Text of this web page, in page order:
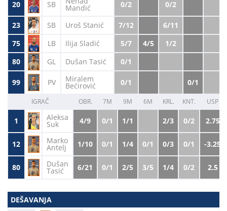
20 SB Mandić 0/2 0/2
23 SB Uroš Stanić 7/12
6/11
75
LB Ilija Sladić 5/7 4/5
1/2
80
GL Dušan Tasić 0/1
99 PV Miralem
Bećirović 0/1 0/1
IGRAČ OBR. 7M 9M 6M KRL. KNT. USP
1 Aleksa
Suk 4/9 0/1 1/1 2/3 0/2 2.75
12 Marko
Antelj 1/10 0/1 1/4 0/1 0/3 0/1 -3.25
80 Dušan
Tasić 6/21 0/1 2/5 3/5 1/4 0/2 2.5
DEŠAVANJA